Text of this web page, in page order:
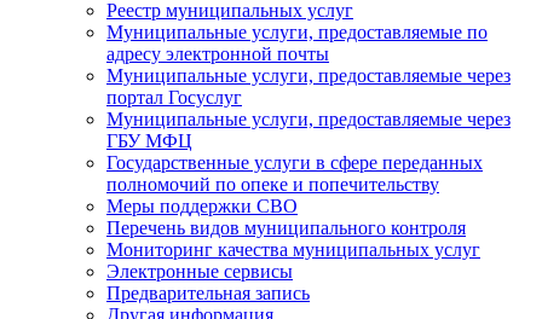
Реестр муниципальных услуг
Муниципальные услуги, предоставляемые по
адресу электронной почты
Муниципальные услуги, предоставляемые через
портал Госуслуг
Муниципальные услуги, предоставляемые через
ГБУ МФЦ
Государственные услуги в сфере переданных
полномочий по опеке и попечительству
Меры поддержки СВО
Перечень видов муниципального контроля
Мониторинг качества муниципальных услуг
Электронные сервисы
Предварительная запись
Другая информация